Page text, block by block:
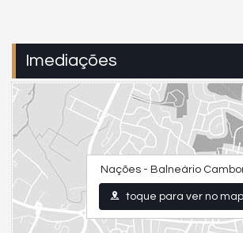
Imediações
Nações - Balneário
toque para ver no